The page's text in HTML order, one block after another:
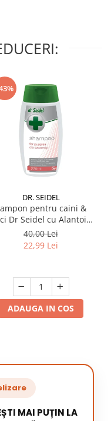
DR. SEIDEL
pentru caini &
Dr Seidel cu Alantoina
220 ml
40,00 Lei
22,99 Lei
ADAUGA IN COS
MAI PUȚIN LA